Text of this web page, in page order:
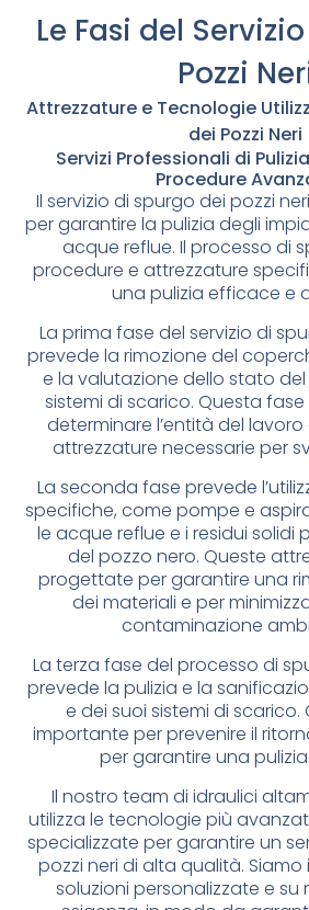
Le Fasi del
Pozzi
Attrezzature e Tecnologie
dei Pozzi Neri
Servizi Professionali di
Procedure
Il servizio di spurgo dei pozzi
per garantire la pulizia degli
acque reflue. Il processo di
procedure e attrezzature
una pulizia efficace e
La prima fase del servizio di
prevede la rimozione del
e la valutazione dello stato
sistemi di scarico. Questa
determinare l’entità del
attrezzature necessarie per
La seconda fase prevede
specifiche, come pompe e
le acque reflue e i residui solidi
del pozzo nero. Queste
progettate per garantire una
dei materiali e per
contaminazione
La terza fase del processo di
prevede la pulizia e la
e dei suoi sistemi di scarico.
importante per prevenire il
per garantire una
Il nostro team di idraulici
utilizza le tecnologie più
specializzate per garantire un
pozzi neri di alta qualità.
soluzioni personalizzate e su